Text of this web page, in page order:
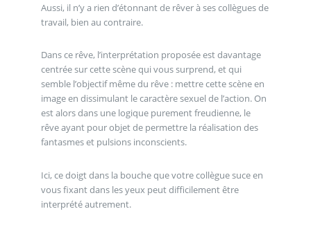
Aussi, il n’y a rien d’étonnant de rêver à ses collègues de
travail, bien au contraire.
Dans ce rêve, l’interprétation proposée est davantage
centrée sur cette scène qui vous surprend, et qui
semble l’objectif même du rêve : mettre cette scène en
image en dissimulant le caractère sexuel de l’action. On
est alors dans une logique purement freudienne, le
rêve ayant pour objet de permettre la réalisation des
fantasmes et pulsions inconscients.
Ici, ce doigt dans la bouche que votre collègue suce en
vous fixant dans les yeux peut difficilement être
interprété autrement.